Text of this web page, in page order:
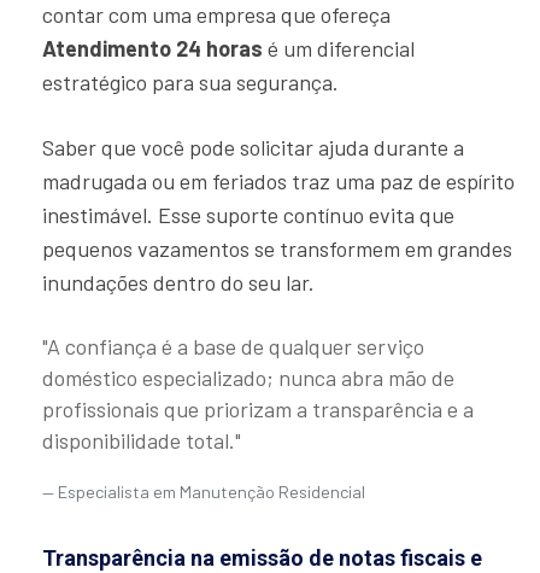
contar com uma empresa que ofereça
Atendimento 24 horas é um diferencial
estratégico para sua segurança.
Saber que você pode solicitar ajuda durante a
madrugada ou em feriados traz uma paz de espírito
inestimável. Esse suporte contínuo evita que
pequenos vazamentos se transformem em grandes
inundações dentro do seu lar.
"A confiança é a base de qualquer serviço
doméstico especializado; nunca abra mão de
profissionais que priorizam a transparência e a
disponibilidade total."
Especialista em Manutenção Residencial
Transparência na emissão de notas fiscais e